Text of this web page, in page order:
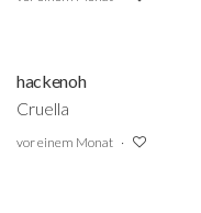
hackenoh
Cruella
vor einem Monat